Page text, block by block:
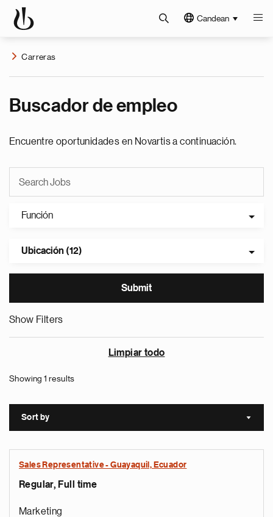
Candean
Carreras
Buscador de empleo
Encuentre oportunidades en Novartis a continuación.
Función
Ubicación (12)
Show Filters
Limpiar todo
Showing 1 results
Sort by Sort
Sales Representative - Guayaquil, Ecuador
Regular, Full time
Marketing